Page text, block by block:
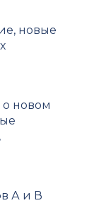
новые
новом
А и В